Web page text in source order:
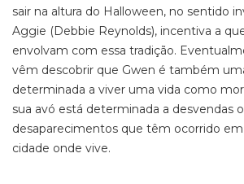
sair na altura do Halloween, no sentido
Aggie (Debbie Reynolds), incentiva a
envolvam com essa tradição.
vêm descobrir que Gwen é também
determinada a viver uma vida como
sua avó está determinada a desvendas
desaparecimentos que têm ocorrido em
cidade onde vive.